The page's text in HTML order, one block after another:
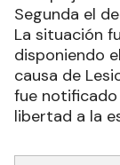
Segunda el
La situación
disponiendo
causa de
fue
libertad a la